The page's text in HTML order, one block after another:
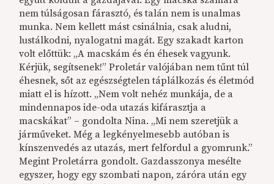
nem túlságosan fárasztó, és talán nem is unalmas
munka. Nem kellett mást csinálnia, csak aludni,
lustálkodni, nyalogatni magát. Egy szakadt karton
volt előttük: „A macskám és én éhesek vagyunk.
Kérjük, segítsenek!” Proletár valójában nem tűnt túl
éhesnek, sőt az egészségtelen táplálkozás és életmód
miatt el is hízott. „Nem volt nehéz munkája, de a
mindennapos ide-oda utazás kifárasztja a
macskákat” – gondolta Nina. „Mi nem szeretjük a
járműveket. Még a legkényelmesebb autóban is
kínszenvedés az utazás, mert felfordul a gyomrunk.”
Megint Proletárra gondolt. Gazdasszonya mesélte
egyszer, hogy egy szombati napon, záróra után egy